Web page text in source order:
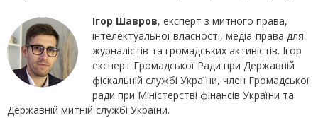
Ігор Шавров, експерт з митного права,
інтелектуальної власності, медіа-права для
журналістів та громадських активістів. Ігор
експерт Громадської Ради при Державній
фіскальній службі України, член Громадської
ради при Міністерстві фінансів України та
Державній митній службі України.